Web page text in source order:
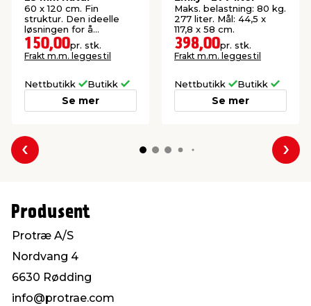
60 x 120 cm. Fin
struktur. Den ideelle
løsningen for å
forbedre akustikken.
150,00pr. stk.
Frakt m.m. legges til
Nettbutikk Butikk
Se mer
Maks. belastning: 80 kg.
277 liter. Mål: 44,5 x
117,8 x 58 cm.
398,00pr. stk.
Frakt m.m. legges til
Nettbutikk Butikk
Se mer
Forrige
Produsent
Protræ A/S
Nordvang 4
6630 Rødding
info@protrae.com